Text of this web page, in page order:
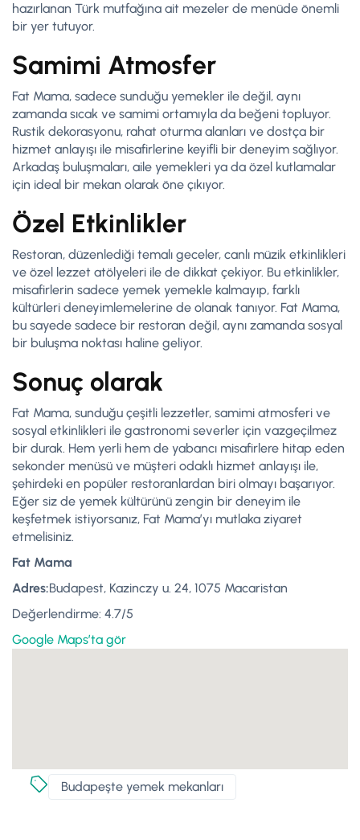
hazırlanan Türk mutfağına ait mezeler de menüde önemli
bir yer tutuyor.
Samimi Atmosfer
Fat Mama, sadece sunduğu yemekler ile değil, aynı
zamanda sıcak ve samimi ortamıyla da beğeni topluyor.
Rustik dekorasyonu, rahat oturma alanları ve dostça bir
hizmet anlayışı ile misafirlerine keyifli bir deneyim sağlıyor.
Arkadaş buluşmaları, aile yemekleri ya da özel kutlamalar
için ideal bir mekan olarak öne çıkıyor.
Özel Etkinlikler
Restoran, düzenlediği temalı geceler, canlı müzik etkinlikleri
ve özel lezzet atölyeleri ile de dikkat çekiyor. Bu etkinlikler,
misafirlerin sadece yemek yemekle kalmayıp, farklı
kültürleri deneyimlemelerine de olanak tanıyor. Fat Mama,
bu sayede sadece bir restoran değil, aynı zamanda sosyal
bir buluşma noktası haline geliyor.
Sonuç olarak
Fat Mama, sunduğu çeşitli lezzetler, samimi atmosferi ve
sosyal etkinlikleri ile gastronomi severler için vazgeçilmez
bir durak. Hem yerli hem de yabancı misafirlere hitap eden
sekonder menüsü ve müşteri odaklı hizmet anlayışı ile,
şehirdeki en popüler restoranlardan biri olmayı başarıyor.
Eğer siz de yemek kültürünü zengin bir deneyim ile
keşfetmek istiyorsanız, Fat Mama’yı mutlaka ziyaret
etmelisiniz.
Fat Mama
Adres:Budapest, Kazinczy u. 24, 1075 Macaristan
Değerlendirme: 4.7/5
Google Maps’ta gör
Budapeşte yemek mekanları